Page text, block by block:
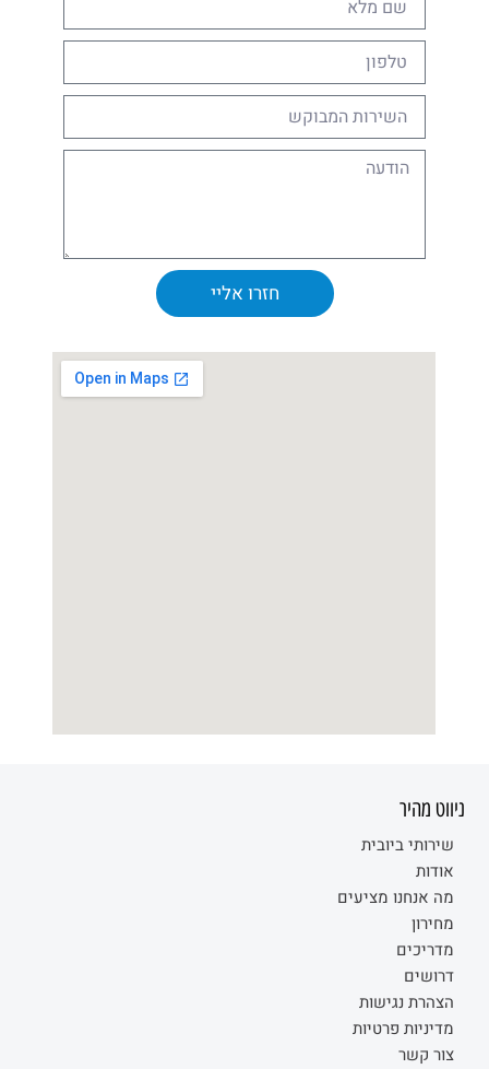
חזרו אליי
ניווט מהיר
שירותי ביובית
אודות
מה אנחנו מציעים
מחירון
מדריכים
דרושים
הצהרת נגישות
מדיניות פרטיות
צור קשר